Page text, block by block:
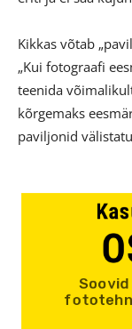
Kikkas võtab
„Kui fotograafi
teenida
kõrgemaks
paviljonid